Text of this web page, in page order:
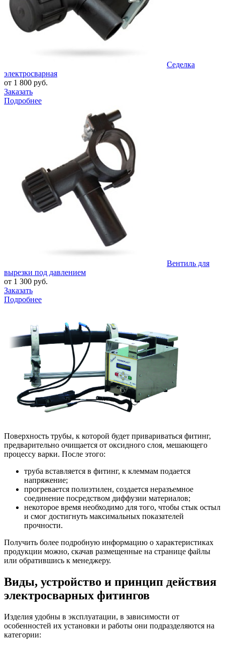
Седелка
электросварная
от 1 800 руб.
Заказать
Подробнее
Вентиль для
вырезки под давлением
от 1 300 руб.
Заказать
Подробнее
Поверхность трубы, к которой будет привариваться фитинг,
предварительно очищается от оксидного слоя, мешающего
процессу варки. После этого:
труба вставляется в фитинг, к клеммам подается
напряжение;
прогревается полиэтилен, создается неразъемное
соединение посредством диффузии материалов;
некоторое время необходимо для того, чтобы стык остыл
и смог достигнуть максимальных показателей
прочности.
Получить более подробную информацию о характеристиках
продукции можно, скачав размещенные на странице файлы
или обратившись к менеджеру.
Виды, устройство и принцип действия
электросварных фитингов
Изделия удобны в эксплуатации, в зависимости от
особенностей их установки и работы они подразделяются на
категории: